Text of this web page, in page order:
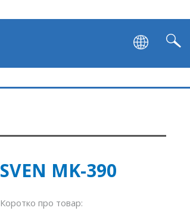
SVEN MK-390
Коротко про товар: